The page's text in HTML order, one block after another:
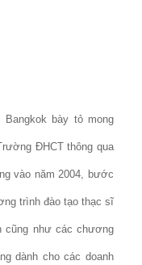
bày tỏ mong
ĐHCT thông qua
vào năm 2004, bước
trình đào tạo thạc sĩ
cũng như các chương
dành cho các doanh